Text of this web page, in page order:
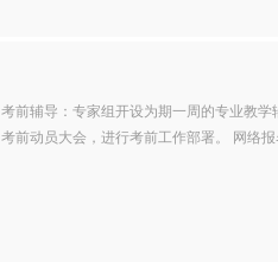
考前辅导：专家组开设为期一周的专业教
考前动员大会，进行考前工作部署。 网络